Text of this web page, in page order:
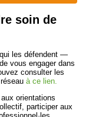
soin de
les défendent —
vous engager dans
consulter les
à ce lien.
orientations
participer aux